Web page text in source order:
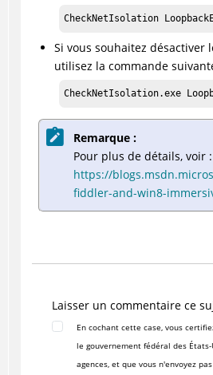
CheckNetIsolation
Si vous souhaitez désactiver
utilisez la commande
CheckNetIsolation.exe
Remarque :
Pour plus de détails, voir :
https://
fiddler-and-win8-
Laisser un commentaire ce
En cochant cette case, vous
le gouvernement fédéral des
agences, et que vous n'envoyez